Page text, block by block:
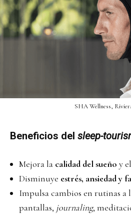
SHA Wellness,
Beneficios del sleep-
Mejora la calidad del sueño y
Disminuye estrés, ansiedad y
Impulsa cambios en rutinas a
pantallas, journaling,